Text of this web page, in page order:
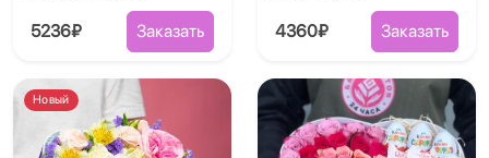
5236₽ Заказать 4360₽ Заказать
Новый